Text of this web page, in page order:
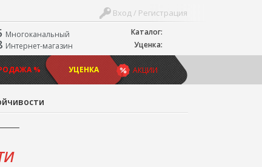
Каталог:
Уценка:
Вход / Регистрация
Многоканальный
Интернет-магазин
АКЦИИ
% УЦЕНКА